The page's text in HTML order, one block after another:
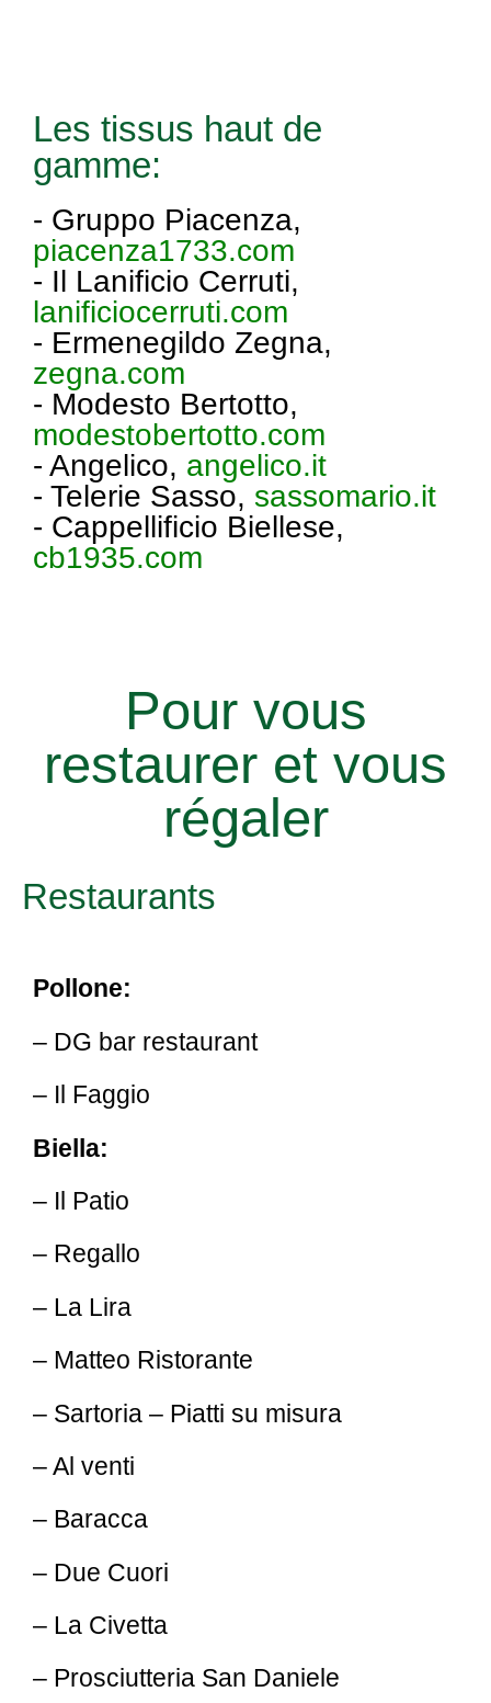
Les tissus haut de
gamme:
- Gruppo Piacenza,
piacenza1733.com
- Il Lanificio Cerruti,
lanificiocerruti.com
- Ermenegildo Zegna,
zegna.com
- Modesto Bertotto,
modestobertotto.com
- Angelico, angelico.it
- Telerie Sasso, sassomario.it
- Cappellificio Biellese,
cb1935.com
Pour vous
restaurer et vous
régaler
Restaurants
Pollone:
– DG bar restaurant
– Il Faggio
Biella:
– Il Patio
– Regallo
– La Lira
– Matteo Ristorante
– Sartoria – Piatti su misura
– Al venti
– Baracca
– Due Cuori
– La Civetta
– Prosciutteria San Daniele